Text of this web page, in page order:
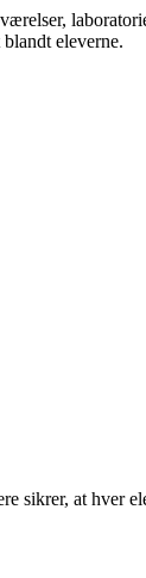
eleverne.
sikrer, at hver